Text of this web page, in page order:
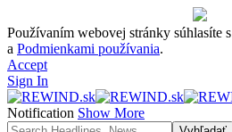
Používaním webovej stránky súhlasíte s
a Podmienkami používania.
Accept
Sign In
Notification Show More